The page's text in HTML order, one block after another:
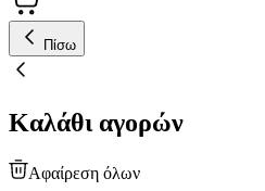
Πίσω
Καλάθι αγορών
Αφαίρεση όλων